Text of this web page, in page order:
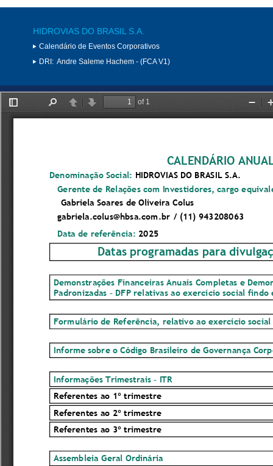
HIDROVIAS DO BRASIL S.A.
Calendário de Eventos Corporativos
DRI: Andre Saleme Hachem - (FCA V1)